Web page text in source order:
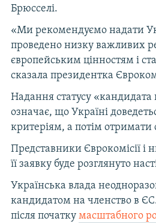
Брюсселі.
«Ми рекомендуємо надати
проведено низку важливих
європейським цінностям і
сказала президентка
Надання статусу «кандидата
означає, що Україні
критеріям, а потім отримати
Представники Єврокомісії
її заявку буде розглянуто
Українська влада
кандидатом на членство в
після початкумасштабного